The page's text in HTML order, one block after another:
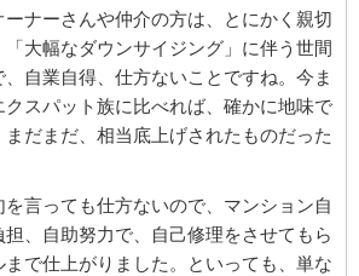
ナーさんや仲介の方は、とにかく親切
大幅なダウンサイジング」に伴う世間
自業自得、仕方ないことですね。今ま
スパット族に比べれば、確かに地味で
まだまだ、相当底上げされたものだった
言っても仕方ないので、マンション自
、自助努力で、自己修理をさせてもら
で仕上がりました。といっても、単な